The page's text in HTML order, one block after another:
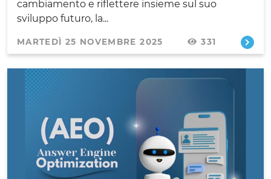
cambiamento e riflettere insieme sul suo
sviluppo futuro, la...
MARTEDÌ 25 NOVEMBRE 2025 331